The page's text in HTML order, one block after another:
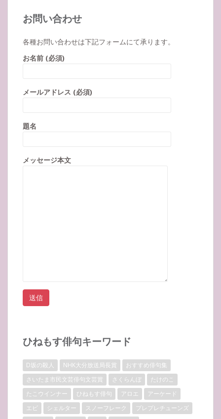
お問い合わせ
各種お問い合わせは下記フォームにて承ります。
お名前 (必須)
メールアドレス (必須)
題名
メッセージ本文
ひねもす俳句キーワード
D坂の殺人 NHK大分放送局長賞
おすすめ俳句集
さいたま市民文芸俳句文芸賞
さくらんぼ
たけのこ
たこウインナー
ひねもす俳句 アロエ
アーケード
エビ
シェルター スノーフレーク
プレプレチューンズ